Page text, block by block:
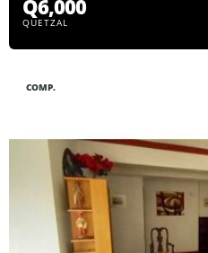
Q6,000
QUETZAL
COMP.